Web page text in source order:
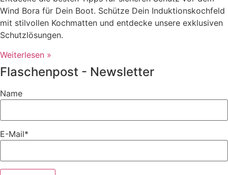
Wind Bora für Dein Boot. Schütze Dein Induktionskochfeld
mit stilvollen Kochmatten und entdecke unsere exklusiven
Schutzlösungen.
Weiterlesen »
Flaschenpost - Newsletter
Name
E-Mail*